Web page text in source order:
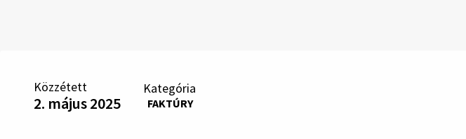
Közzétett
2. május 2025
Kategória
FAKTÚRY